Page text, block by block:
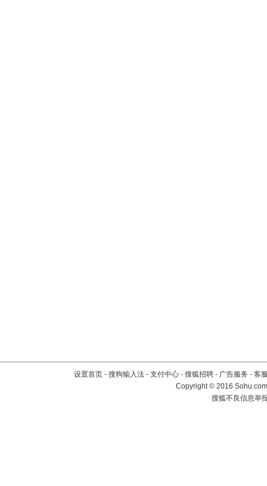
设置首页 - 搜狗输入法 - 支付中心 - 搜狐招聘 - 广告服务 - 客
Copyright©2016
搜狐不良信息举